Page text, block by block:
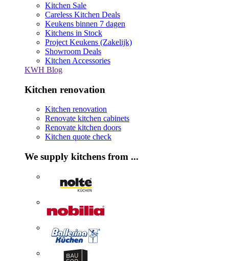
Kitchen Sale
Careless Kitchen Deals
Keukens binnen 7 dagen
Kitchens in Stock
Project Keukens (Zakelijk)
Showroom Deals
Kitchen Accessories
KWH Blog
Kitchen renovation
Kitchen renovation
Renovate kitchen cabinets
Renovate kitchen doors
Kitchen quote check
We supply kitchens from ...